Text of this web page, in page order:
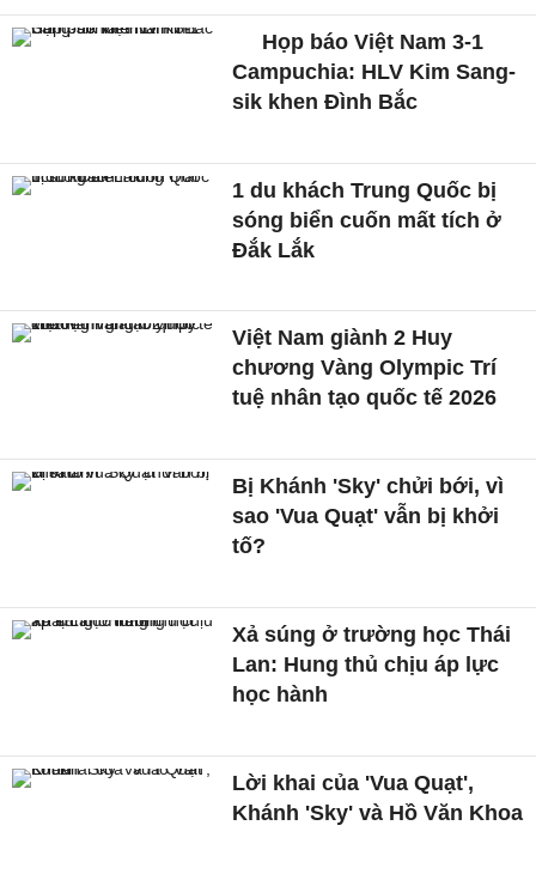
Họp báo Việt Nam 3-1
Campuchia: HLV Kim Sang-
sik khen Đình Bắc
1 du khách Trung Quốc bị
sóng biển cuốn mất tích ở
Đắk Lắk
Việt Nam giành 2 Huy
chương Vàng Olympic Trí
tuệ nhân tạo quốc tế 2026
Bị Khánh 'Sky' chửi bới, vì
sao 'Vua Quạt' vẫn bị khởi
tố?
Xả súng ở trường học Thái
Lan: Hung thủ chịu áp lực
học hành
Lời khai của 'Vua Quạt',
Khánh 'Sky' và Hồ Văn Khoa